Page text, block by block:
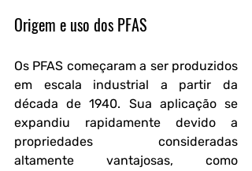
Origem e uso dos PFAS
Os PFAS começaram a ser produzidos
em escala industrial a partir da
década de 1940. Sua aplicação se
expandiu rapidamente devido a
propriedades consideradas
altamente vantajosas, como